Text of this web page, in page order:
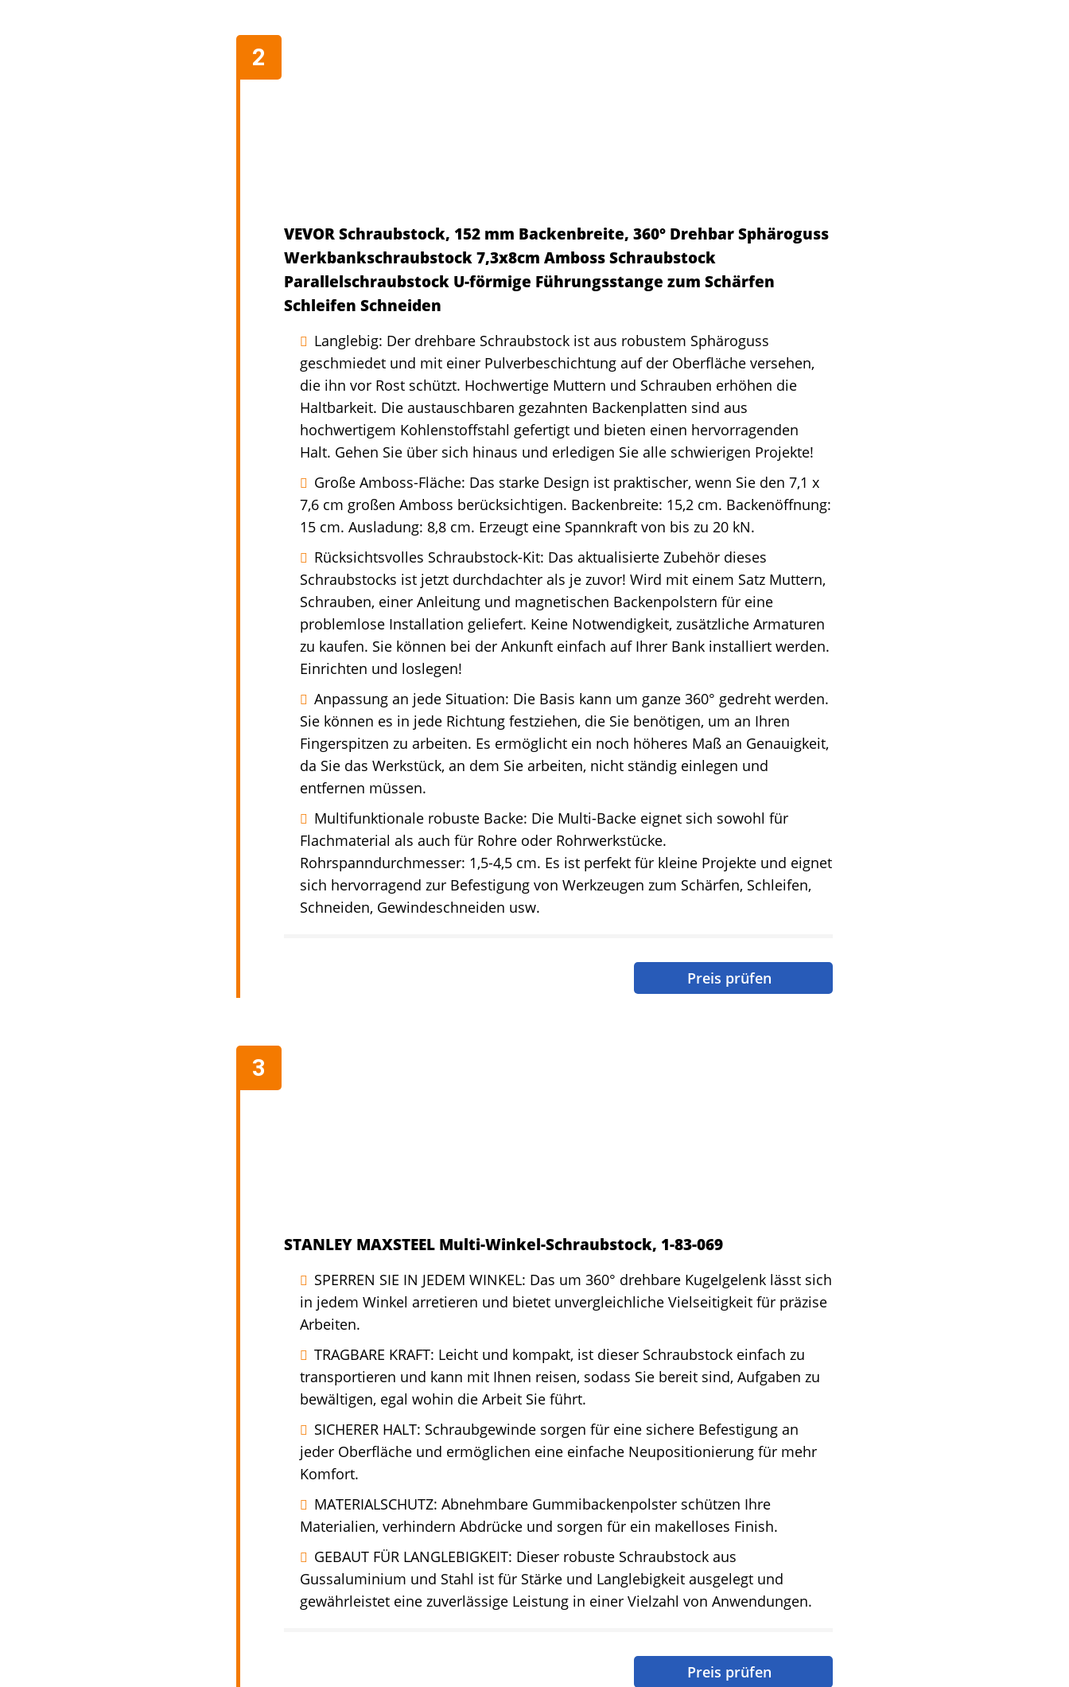
VEVOR Schraubstock, 152 mm Backenbreite, 360° Drehbar Sphäroguss
Werkbankschraubstock 7,3x8cm Amboss Schraubstock
Parallelschraubstock U-förmige Führungsstange zum Schärfen
Schleifen Schneiden
Langlebig: Der drehbare Schraubstock ist aus robustem Sphäroguss
geschmiedet und mit einer Pulverbeschichtung auf der Oberfläche versehen,
die ihn vor Rost schützt. Hochwertige Muttern und Schrauben erhöhen die
Haltbarkeit. Die austauschbaren gezahnten Backenplatten sind aus
hochwertigem Kohlenstoffstahl gefertigt und bieten einen hervorragenden
Halt. Gehen Sie über sich hinaus und erledigen Sie alle schwierigen Projekte!
Große Amboss-Fläche: Das starke Design ist praktischer, wenn Sie den 7,1 x
7,6 cm großen Amboss berücksichtigen. Backenbreite: 15,2 cm. Backenöffnung:
15 cm. Ausladung: 8,8 cm. Erzeugt eine Spannkraft von bis zu 20 kN.
Rücksichtsvolles Schraubstock-Kit: Das aktualisierte Zubehör dieses
Schraubstocks ist jetzt durchdachter als je zuvor! Wird mit einem Satz Muttern,
Schrauben, einer Anleitung und magnetischen Backenpolstern für eine
problemlose Installation geliefert. Keine Notwendigkeit, zusätzliche Armaturen
zu kaufen. Sie können bei der Ankunft einfach auf Ihrer Bank installiert werden.
Einrichten und loslegen!
Anpassung an jede Situation: Die Basis kann um ganze 360° gedreht werden.
Sie können es in jede Richtung festziehen, die Sie benötigen, um an Ihren
Fingerspitzen zu arbeiten. Es ermöglicht ein noch höheres Maß an Genauigkeit,
da Sie das Werkstück, an dem Sie arbeiten, nicht ständig einlegen und
entfernen müssen.
Multifunktionale robuste Backe: Die Multi-Backe eignet sich sowohl für
Flachmaterial als auch für Rohre oder Rohrwerkstücke.
Rohrspanndurchmesser: 1,5-4,5 cm. Es ist perfekt für kleine Projekte und eignet
sich hervorragend zur Befestigung von Werkzeugen zum Schärfen, Schleifen,
Schneiden, Gewindeschneiden usw.
Preis prüfen
STANLEY MAXSTEEL Multi-Winkel-Schraubstock, 1-83-069
SPERREN SIE IN JEDEM WINKEL: Das um 360° drehbare Kugelgelenk lässt sich
in jedem Winkel arretieren und bietet unvergleichliche Vielseitigkeit für präzise
Arbeiten.
TRAGBARE KRAFT: Leicht und kompakt, ist dieser Schraubstock einfach zu
transportieren und kann mit Ihnen reisen, sodass Sie bereit sind, Aufgaben zu
bewältigen, egal wohin die Arbeit Sie führt.
SICHERER HALT: Schraubgewinde sorgen für eine sichere Befestigung an
jeder Oberfläche und ermöglichen eine einfache Neupositionierung für mehr
Komfort.
MATERIALSCHUTZ: Abnehmbare Gummibackenpolster schützen Ihre
Materialien, verhindern Abdrücke und sorgen für ein makelloses Finish.
GEBAUT FÜR LANGLEBIGKEIT: Dieser robuste Schraubstock aus
Gussaluminium und Stahl ist für Stärke und Langlebigkeit ausgelegt und
gewährleistet eine zuverlässige Leistung in einer Vielzahl von Anwendungen.
Preis prüfen